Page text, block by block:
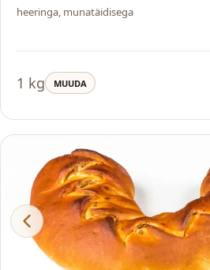
heeringa, munatäidisega
1 kg MUUDA